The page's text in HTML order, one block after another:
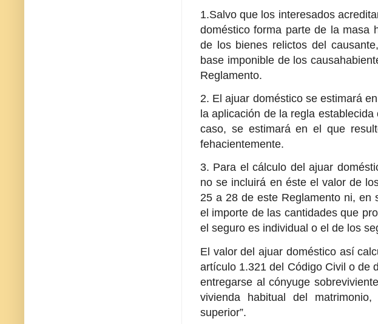
1.Salvo que los interesados
doméstico forma parte de la masa
de los bienes relictos del
base imponible de los
Reglamento.
2. El ajuar doméstico se estimará
la aplicación de la regla
caso, se estimará en el que
fehacientemente.
3. Para el cálculo del ajuar
no se incluirá en éste el valor de
25 a 28 de este Reglamento ni, en
el importe de las cantidades que
el seguro es individual o el de los
El valor del ajuar doméstico así
artículo 1.321 del Código Civil o de
entregarse al cónyuge
vivienda habitual del
superior”.